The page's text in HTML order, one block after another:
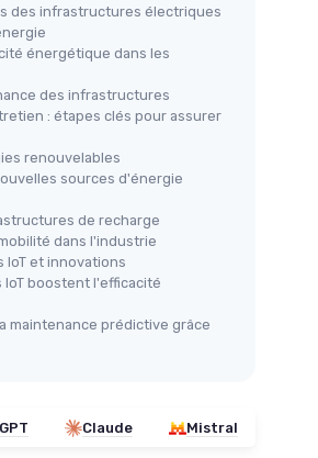
des infrastructures électriques
énergétique dans les
des infrastructures
: étapes clés pour assurer
renouvelables
sources d'énergie
de recharge
dans l'industrie
IoT et innovations
boostent l'efficacité
maintenance prédictive grâce
Claude Mistral